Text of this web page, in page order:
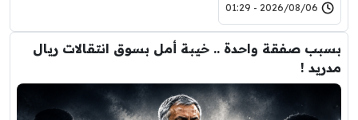
2026/08/06 - 01:29
بسبب صفقة واحدة .. خيبة أمل بسوق انتقالات ريال
مدريد !